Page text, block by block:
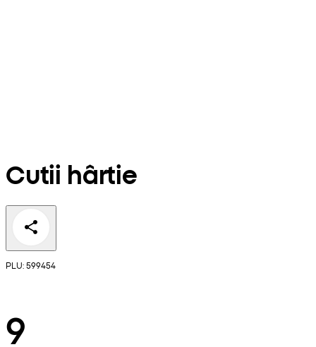
Cutii hârtie
PLU: 599454
9